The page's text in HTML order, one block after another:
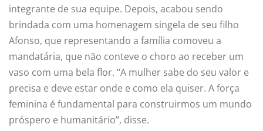
integrante de sua equipe. Depois, acabou sendo
brindada com uma homenagem singela de seu filho
Afonso, que representando a família comoveu a
mandatária, que não conteve o choro ao receber um
vaso com uma bela flor. “A mulher sabe do seu valor e
precisa e deve estar onde e como ela quiser. A força
feminina é fundamental para construirmos um mundo
próspero e humanitário”, disse.